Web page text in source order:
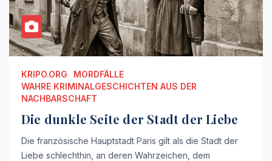
KRIPO.ORG
MORDFÄLLE
WAHRE KRIMINALGESCHICHTEN AUS DER
NACHBARSCHAFT
Die dunkle Seite der Stadt der Liebe
Die französische Hauptstadt Paris gilt als die Stadt der
Liebe schlechthin, an deren Wahrzeichen, dem